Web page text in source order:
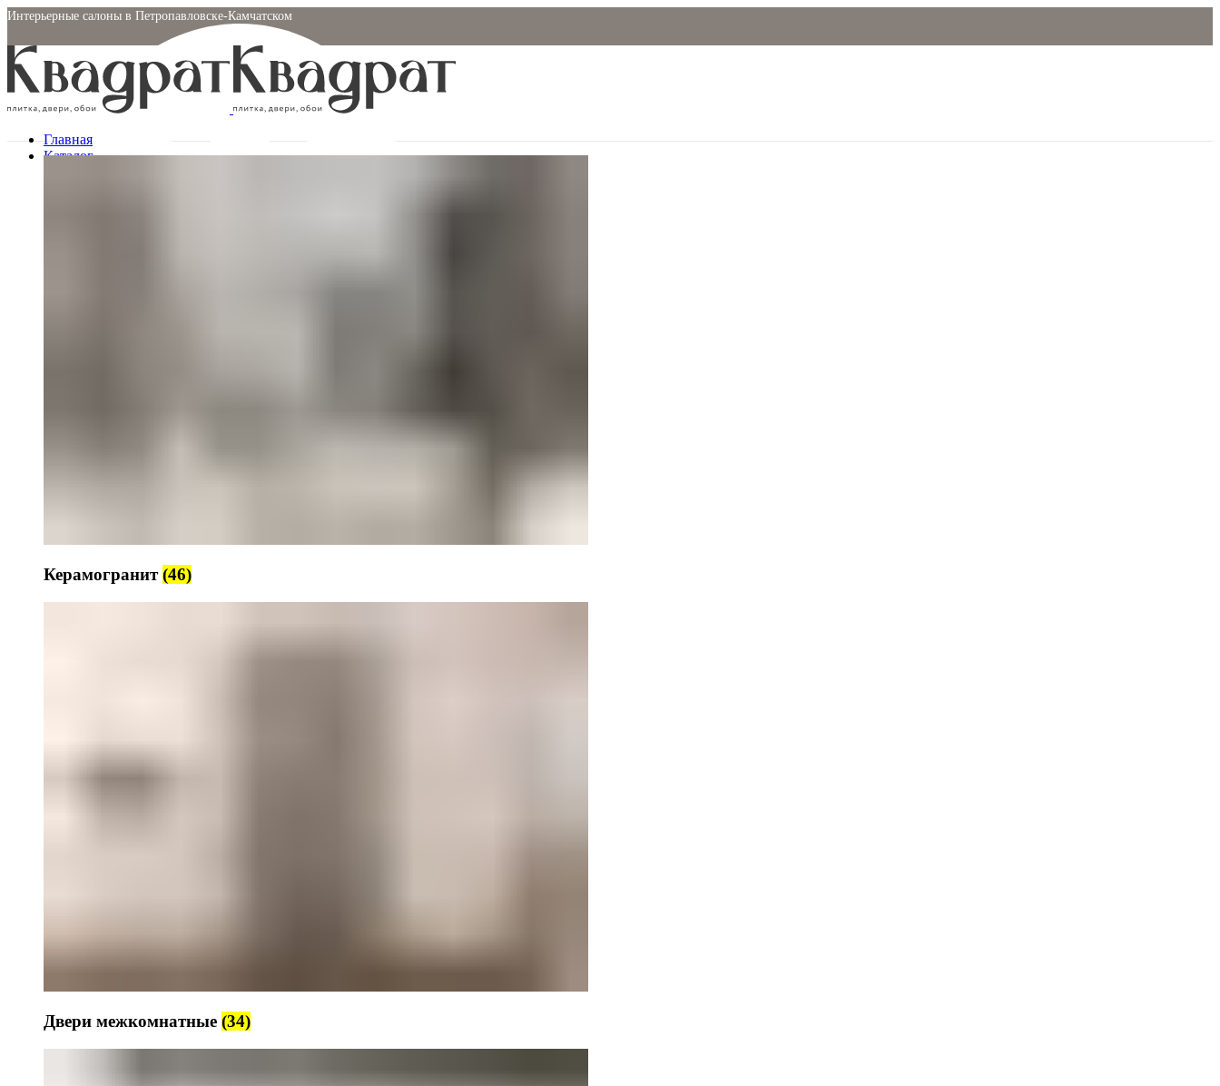
Интерьерные салоны в Петропавловске-Камчатском
Молчанова, 7 / 2й этаж
Главная
Каталог
Керамогранит(46)
Двери межкомнатные (34)